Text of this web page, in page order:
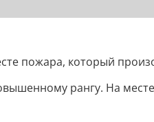
пожара, который
рангу. На